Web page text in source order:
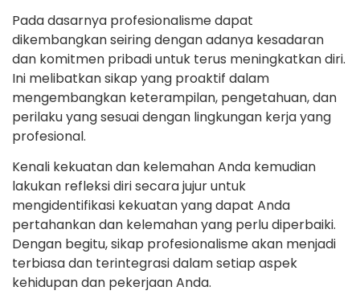
Pada dasarnya profesionalisme dapat
dikembangkan seiring dengan adanya kesadaran
dan komitmen pribadi untuk terus meningkatkan diri.
Ini melibatkan sikap yang proaktif dalam
mengembangkan keterampilan, pengetahuan, dan
perilaku yang sesuai dengan lingkungan kerja yang
profesional.
Kenali kekuatan dan kelemahan Anda kemudian
lakukan refleksi diri secara jujur ​​untuk
mengidentifikasi kekuatan yang dapat Anda
pertahankan dan kelemahan yang perlu diperbaiki.
Dengan begitu, sikap profesionalisme akan menjadi
terbiasa dan terintegrasi dalam setiap aspek
kehidupan dan pekerjaan Anda.